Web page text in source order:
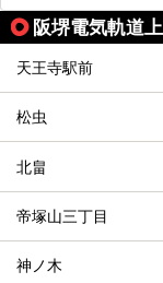
阪堺電気軌道
天王寺駅前
松虫
北畠
帝塚山三丁目
神ノ木